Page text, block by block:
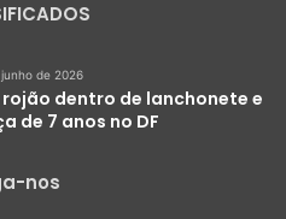
de 2026
dentro de lanchonete e
de 7 anos no DF
nos